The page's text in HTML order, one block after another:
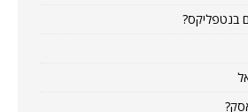
בנטפליקס?